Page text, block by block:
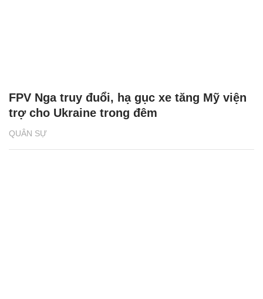
QUÂN SỰ
FPV Nga truy đuổi, hạ gục xe tăng Mỹ viện
trợ cho Ukraine trong đêm